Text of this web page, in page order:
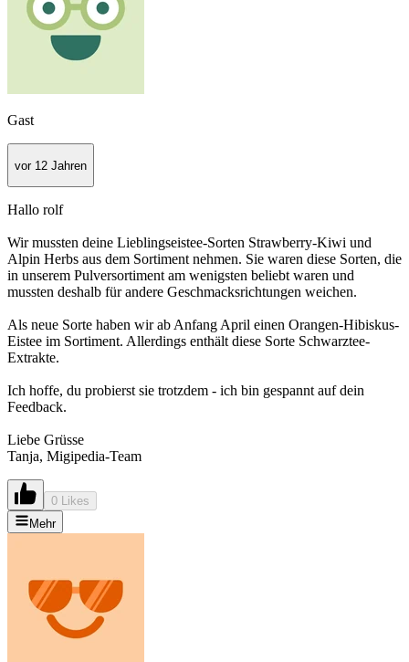
Gast
vor 12 Jahren
Hallo rolf
Wir mussten deine Lieblingseistee-Sorten Strawberry-Kiwi und
Alpin Herbs aus dem Sortiment nehmen. Sie waren diese Sorten, die
in unserem Pulversortiment am wenigsten beliebt waren und
mussten deshalb für andere Geschmacksrichtungen weichen.
Als neue Sorte haben wir ab Anfang April einen Orangen-Hibiskus-
Eistee im Sortiment. Allerdings enthält diese Sorte Schwarztee-
Extrakte.
Ich hoffe, du probierst sie trotzdem - ich bin gespannt auf dein
Feedback.
Liebe Grüsse
Tanja, Migipedia-Team
0 Likes
Mehr